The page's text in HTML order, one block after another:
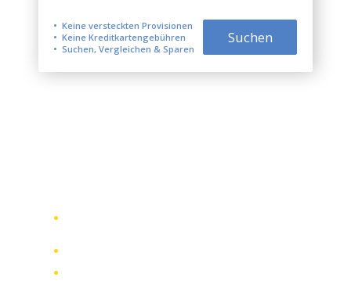
Keine versteckten Provisionen
Keine Kreditkartengebühren
Suchen, Vergleichen & Sparen
Suchen